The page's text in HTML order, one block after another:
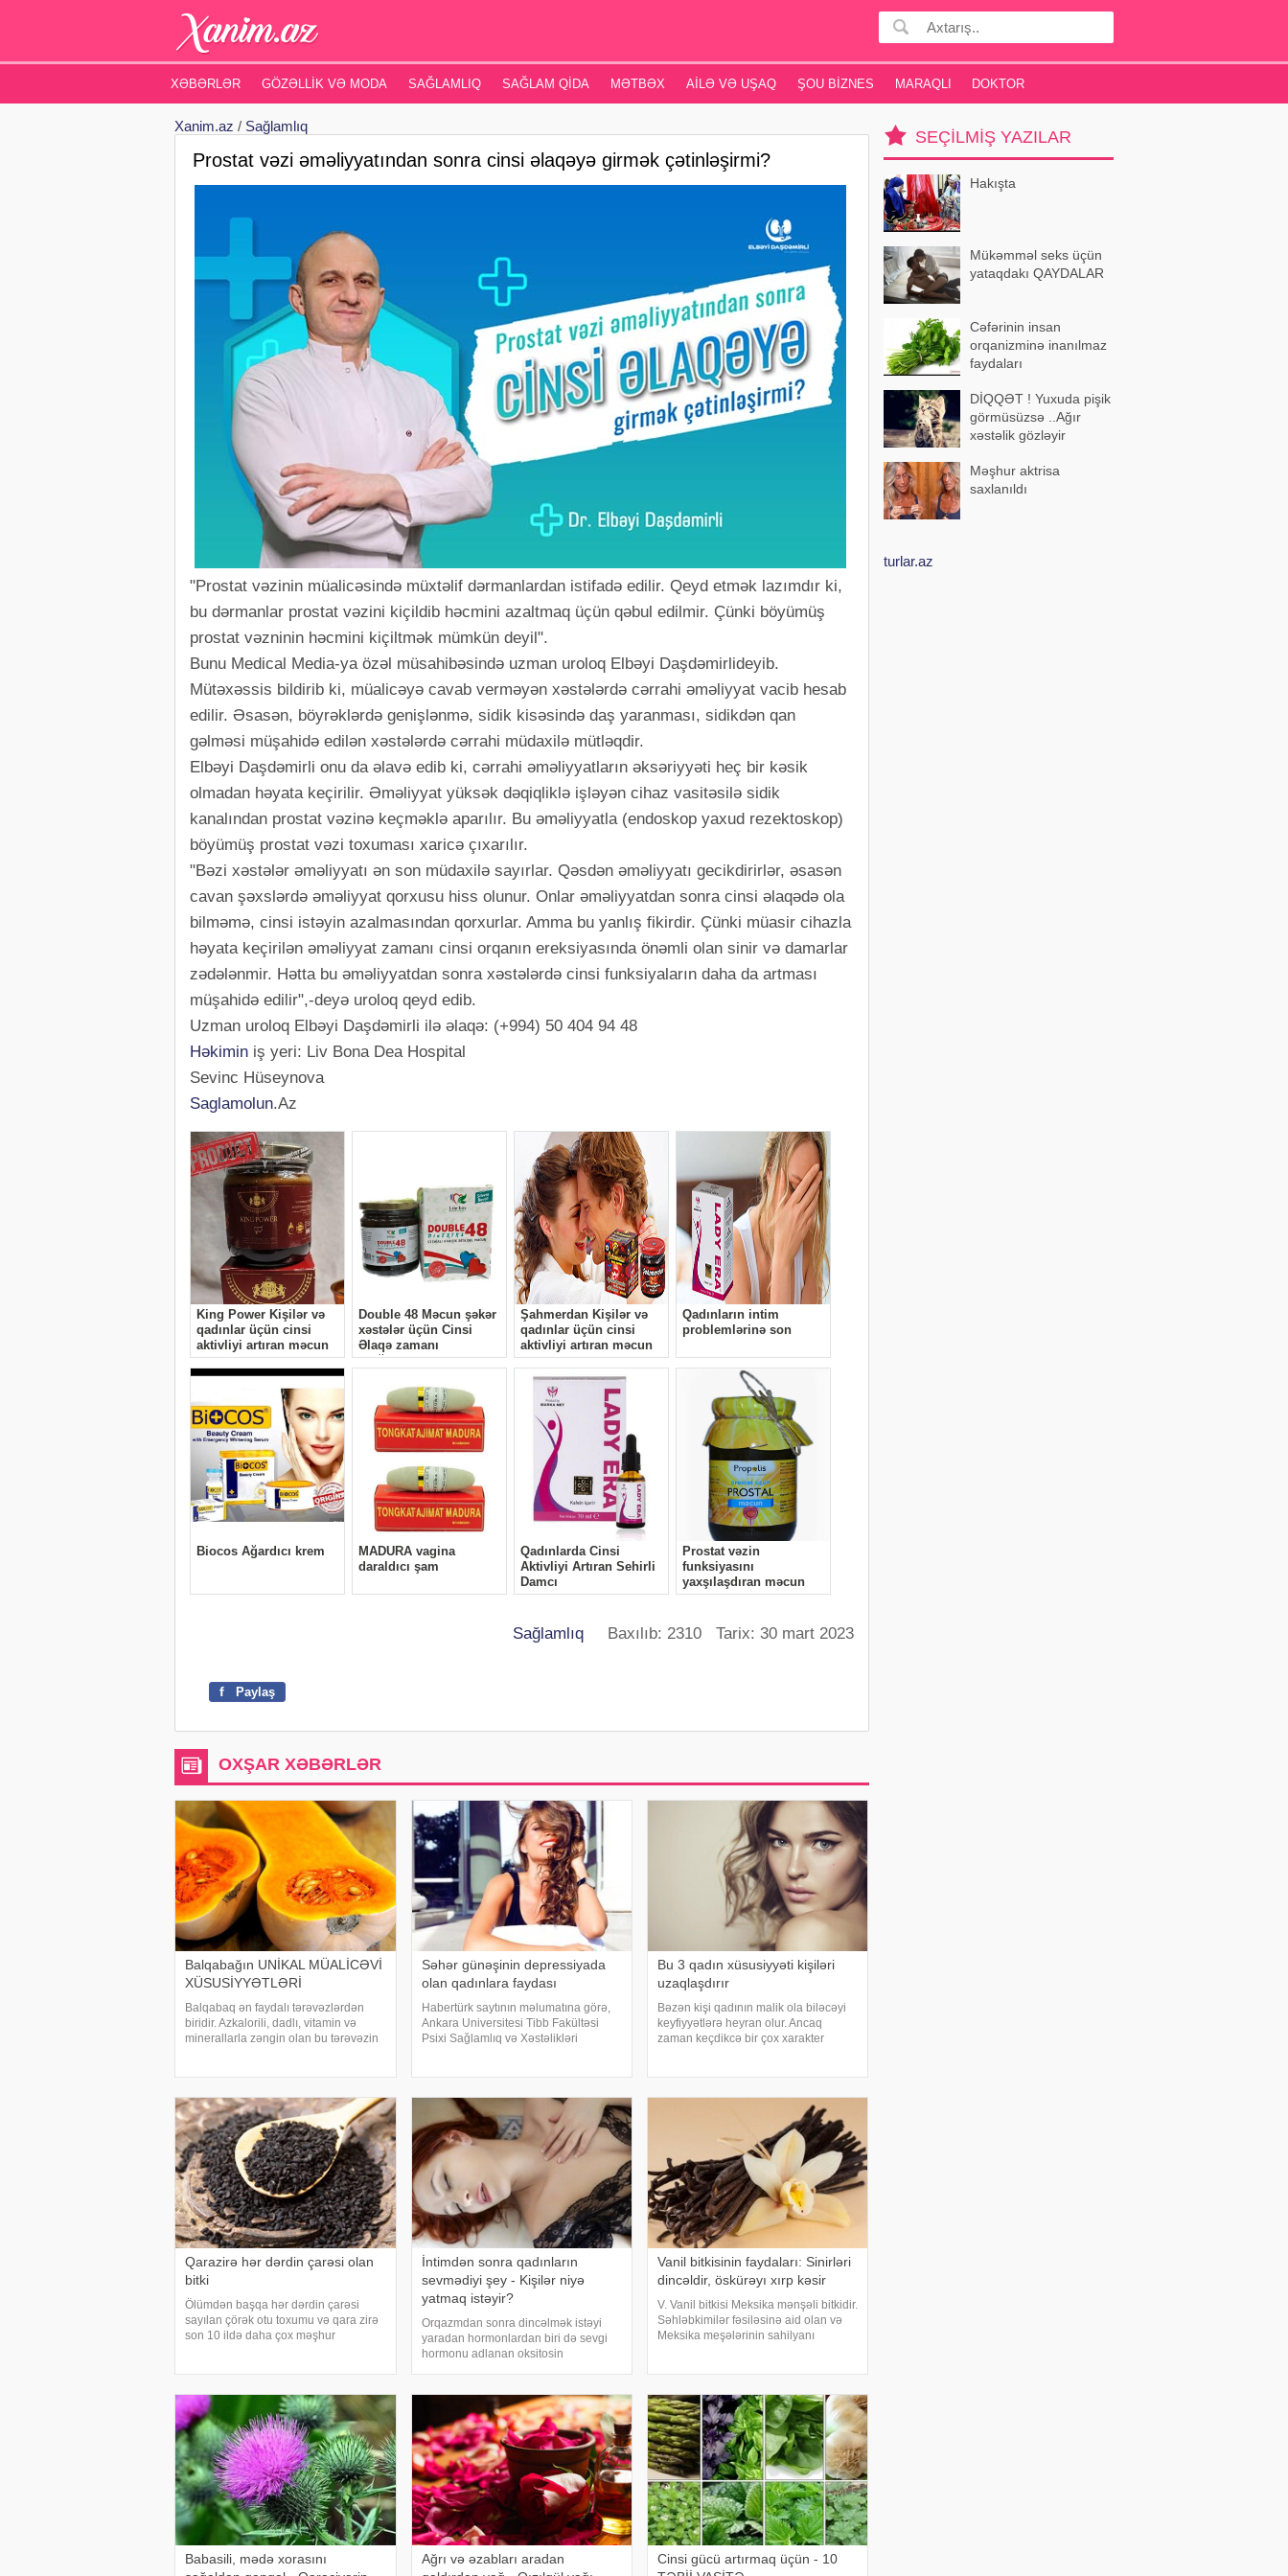
XƏBƏRLƏR GÖZƏLLIK VƏ MODA SAĞLAMLIQ SAĞLAM QIDA MƏTBƏX AILƏ VƏ UŞAQ ŞOU BIZNES MARAQLI DOKTOR
Xanim.az / Sağlamlıq
Prostat vəzi əməliyyatından sonra cinsi əlaqəyə girmək çətinləşirmi?
"Prostat vəzinin müalicəsində müxtəlif dərmanlardan istifadə edilir. Qeyd etmək lazımdır ki,
bu dərmanlar prostat vəzini kiçildib həcmini azaltmaq üçün qəbul edilmir. Çünki böyümüş
prostat vəzninin həcmini kiçiltmək mümkün deyil".
Bunu Medical Media-ya özəl müsahibəsində uzman uroloq Elbəyi Daşdəmirlideyib.
Mütəxəssis bildirib ki, müalicəyə cavab verməyən xəstələrdə cərrahi əməliyyat vacib hesab
edilir. Əsasən, böyrəklərdə genişlənmə, sidik kisəsində daş yaranması, sidikdən qan
gəlməsi müşahidə edilən xəstələrdə cərrahi müdaxilə mütləqdir.
Elbəyi Daşdəmirli onu da əlavə edib ki, cərrahi əməliyyatların əksəriyyəti heç bir kəsik
olmadan həyata keçirilir. Əməliyyat yüksək dəqiqliklə işləyən cihaz vasitəsilə sidik
kanalından prostat vəzinə keçməklə aparılır. Bu əməliyyatla (endoskop yaxud rezektoskop)
böyümüş prostat vəzi toxuması xaricə çıxarılır.
"Bəzi xəstələr əməliyyatı ən son müdaxilə sayırlar. Qəsdən əməliyyatı gecikdirirlər, əsasən
cavan şəxslərdə əməliyyat qorxusu hiss olunur. Onlar əməliyyatdan sonra cinsi əlaqədə ola
bilməmə, cinsi istəyin azalmasından qorxurlar. Amma bu yanlış fikirdir. Çünki müasir cihazla
həyata keçirilən əməliyyat zamanı cinsi orqanın ereksiyasında önəmli olan sinir və damarlar
zədələnmir. Hətta bu əməliyyatdan sonra xəstələrdə cinsi funksiyaların daha da artması
müşahidə edilir",-deyə uroloq qeyd edib.
Uzman uroloq Elbəyi Daşdəmirli ilə əlaqə: (+994) 50 404 94 48
Həkimin iş yeri: Liv Bona Dea Hospital
Sevinc Hüseynova
Saglamolun.Az
Sağlamlıq Baxılıb: 2310 Tarix: 30 mart 2023
f Paylaş
OXŞAR XƏBƏRLƏR
Balqabağın UNİKAL MÜALİCƏVİ
XÜSUSİYYƏTLƏRİ
Balqabaq ən faydalı tərəvəzlərdən
biridir. Azkalorili, dadlı, vitamin və
minerallarla zəngin olan bu tərəvəzin
Səhər günəşinin depressiyada
olan qadınlara faydası
Habertürk saytının məlumatına görə,
Ankara Universitesi Tibb Fakültəsi
Psixi Sağlamlıq və Xəstəlikləri
saatın pozulmas
Bu 3 qadın xüsusiyyəti kişiləri
uzaqlaşdırır
Bəzən kişi qadının malik ola biləcəyi
keyfiyyətlərə heyran olur. Ancaq
zaman keçdikcə bir çox xarakter
qadınlardan soyuyur. . Kişilər
Qarazirə hər dərdin çarəsi olan
bitki
Ölümdən başqa hər dərdin çarəsi
sayılan çörək otu toxumu və qara zirə
son 10 ildə daha çox məşhur
kimlər istifadə ed
İntimdən sonra qadınların
sevmədiyi şey - Kişilər niyə
yatmaq istəyir?
Orqazmdan sonra dincəlmək istəyi
yaradan hormonlardan biri də sevgi
hormonu adlanan oksitosin
kişilər, həm də qadınlar tərəfindən
ifraz olunan oksitosi
Vanil bitkisinin faydaları: Sinirləri
dincəldir, öskürəyı xırp kəsir
V. Vanil bitkisi Meksika mənşəli bitkidir.
Səhləbkimilər fəsiləsinə aid olan və
Meksika meşələrinin sahilyanı
Babasili, mədə xorasını
Ağrı və əzabları aradan
Cinsi gücü artırmaq üçün - 10
SEÇILMIŞ YAZILAR
Hakışta
Mükəmməl seks üçün
yataqdakı QAYDALAR
Cəfərinin insan
orqanizminə inanılmaz
faydaları
DİQQƏT ! Yuxuda pişik
görmüsüzsə ..Ağır
xəstəlik gözləyir
Məşhur aktrisa
saxlanıldı
turlar.az